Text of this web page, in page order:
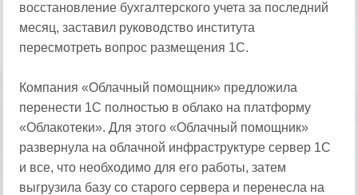
восстановление бухгалтерского учета за последний
месяц, заставил руководство института
пересмотреть вопрос размещения 1С.
Компания «Облачный помощник» предложила
перенести 1С полностью в облако на платформу
«Облакотеки». Для этого «Облачный помощник»
развернула на облачной инфраструктуре сервер 1С
и все, что необходимо для его работы, затем
выгрузила базу со старого сервера и перенесла на